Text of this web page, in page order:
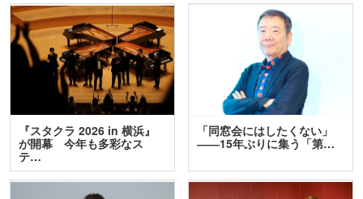
『スタクラ 2026 in 横浜』
が開幕 今年も多彩なス
テ…
「同窓会にはしたくない」
――15年ぶりに集う「第…